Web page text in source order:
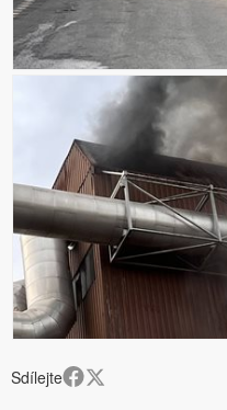
Sdílejte